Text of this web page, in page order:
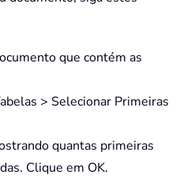
que contém as
> Selecionar Primeiras
quantas primeiras
Clique em OK.